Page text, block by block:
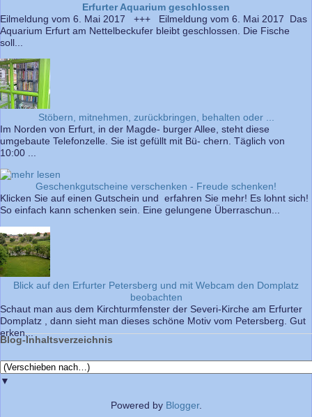
Erfurter Aquarium geschlossen
Eilmeldung vom 6. Mai 2017 +++ Eilmeldung vom 6. Mai 2017 Das
Aquarium Erfurt am Nettelbeckufer bleibt geschlossen. Die Fische
soll...
Stöbern, mitnehmen, zurückbringen, behalten oder ...
Im Norden von Erfurt, in der Magde- burger Allee, steht diese
umgebaute Telefonzelle. Sie ist gefüllt mit Bü- chern. Täglich von
10:00 ...
Geschenkgutscheine verschenken - Freude schenken!
Klicken Sie auf einen Gutschein und erfahren Sie mehr! Es lohnt sich!
So einfach kann schenken sein. Eine gelungene Überraschun...
Blick auf den Erfurter Petersberg und mit Webcam den Domplatz
beobachten
Schaut man aus dem Kirchturmfenster der Severi-Kirche am Erfurter
Domplatz , dann sieht man dieses schöne Motiv vom Petersberg. Gut
erken...
Blog-Inhaltsverzeichnis
▼
Powered by Blogger.